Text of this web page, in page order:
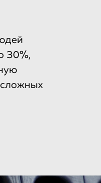
30%,
сложных